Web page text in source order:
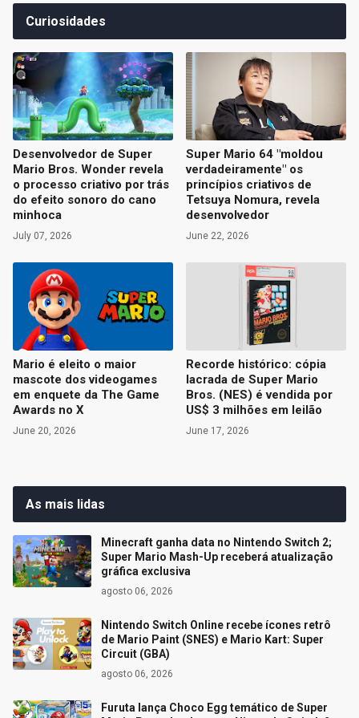
Curiosidades
Desenvolvedor de Super
Mario Bros. Wonder revela
o processo criativo por trás
do efeito sonoro do cano
minhoca
July 07, 2026
Super Mario 64 "moldou
verdadeiramente" os
princípios criativos de
Tetsuya Nomura, revela
desenvolvedor
June 22, 2026
Mario é eleito o maior
mascote dos videogames
em enquete da The Game
Awards no X
June 20, 2026
Recorde histórico: cópia
lacrada de Super Mario
Bros. (NES) é vendida por
US$ 3 milhões em leilão
June 17, 2026
As mais lidas
Minecraft ganha data no Nintendo Switch 2;
Super Mario Mash-Up receberá atualização
gráfica exclusiva
agosto 06, 2026
Nintendo Switch Online recebe ícones retrô
de Mario Paint (SNES) e Mario Kart: Super
Circuit (GBA)
agosto 06, 2026
Furuta lança Choco Egg temático de Super